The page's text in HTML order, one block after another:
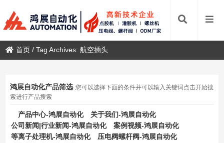
首页 /Tag Archives: 航空插头
鸿展自动化产品筛选 您可以选择下面的条件并可以输入关键词点击开始搜
索进行产品搜索
产品中心-鸿展自动化
关于我们-鸿展自动化
公司新闻|行业新闻-鸿展自动化
案例视频-鸿展自动化
等离子处理机-鸿展自动化
压电阀螺杆阀-鸿展自动化